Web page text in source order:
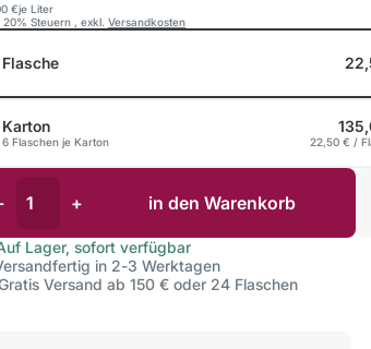
je Liter
€
20% Steuern , exkl. Versandkosten
Flasche
Karton
6 Flaschen je Karton 22,50 € /
+ in den Warenkorb
Lager, sofort verfügbar
in 2-3 Werktagen
Versand ab 150 € oder 24 Flaschen